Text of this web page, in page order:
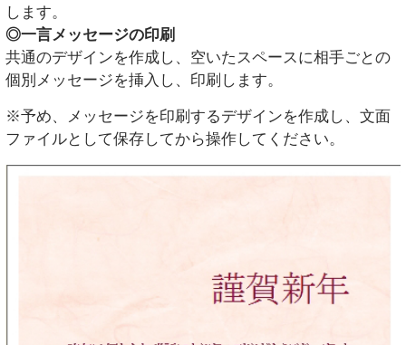
します。
◎一言メッセージの印刷
共通のデザインを作成し、空いたスペースに相手ごとの
個別メッセージを挿入し、印刷します。
※予め、メッセージを印刷するデザインを作成し、文面
ファイルとして保存してから操作してください。